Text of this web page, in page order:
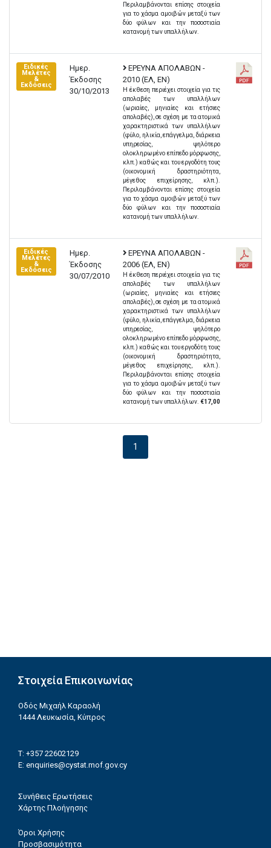
Περιλαμβάνονται επίσης στοιχεία
για το χάσμα αμοιβών μεταξύ των
δύο φύλων και την ποσοστιαία
κατανομή των υπαλλήλων.
Ειδικές
Μελέτες
&
Εκδόσεις
Ημερ.
Έκδοσης
30/10/2013
ΕΡΕΥΝΑ ΑΠΟΛΑΒΩΝ -
2010 (EΛ, EN)
Η έκθεση περιέχει στοιχεία για τις
απολαβές των υπαλλήλων
(ωριαίες, μηνιαίες και ετήσιες
απολαβές), σε σχέση με τα ατομικά
χαρακτηριστικά των υπαλλήλων
(φύλο, ηλικία, επάγγελμα, διάρκεια
υπηρεσίας, ψηλότερο
ολοκληρωμένο επίπεδο μόρφωσης,
κλπ.) καθώς και του εργοδότη τους
(οικονομική δραστηριότητα,
μέγεθος επιχείρησης, κλπ.).
Περιλαμβάνονται επίσης στοιχεία
για το χάσμα αμοιβών μεταξύ των
δύο φύλων και την ποσοστιαία
κατανομή των υπαλλήλων.
Ειδικές
Μελέτες
&
Εκδόσεις
Ημερ.
Έκδοσης
30/07/2010
ΕΡΕΥΝΑ ΑΠΟΛΑΒΩΝ -
2006 (EΛ, EN)
Η έκθεση περιέχει στοιχεία για τις
απολαβές των υπαλλήλων
(ωριαίες, μηνιαίες και ετήσιες
απολαβές), σε σχέση με τα ατομικά
χαρακτηριστικά των υπαλλήλων
(φύλο, ηλικία, επάγγελμα, διάρκεια
υπηρεσίας, ψηλότερο
ολοκληρωμένο επίπεδο μόρφωσης,
κλπ.) καθώς και του εργοδότη τους
(οικονομική δραστηριότητα,
μέγεθος επιχείρησης, κλπ.).
Περιλαμβάνονται επίσης στοιχεία
για το χάσμα αμοιβών μεταξύ των
δύο φύλων και την ποσοστιαία
κατανομή των υπαλλήλων. €17,00
1
Στοιχεία Επικοινωνίας
Οδός Μιχαήλ Καραολή
1444 Λευκωσία, Κύπρος
T: +357 22602129
E: enquiries@cystat.mof.gov.cy
Συνήθεις Ερωτήσεις
Χάρτης Πλοήγησης
Όροι Χρήσης
Προσβασιμότητα